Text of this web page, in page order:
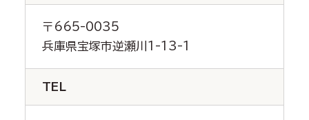
〒665-0035
兵庫県宝塚市逆瀬川1-13-1
TEL